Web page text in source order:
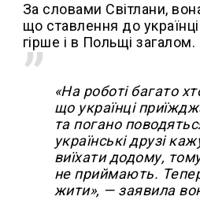
За словами Світлани,
що ставлення до
гірше і в Польщі загалом.
«На роботі багато
що українці
та погано
українські друзі
виїхати додому,
не приймають.
жити», — заявила